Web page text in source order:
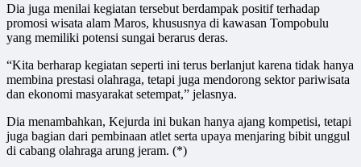
Dia juga menilai kegiatan tersebut berdampak positif terhadap
promosi wisata alam Maros, khususnya di kawasan Tompobulu
yang memiliki potensi sungai berarus deras.
“Kita berharap kegiatan seperti ini terus berlanjut karena tidak hanya
membina prestasi olahraga, tetapi juga mendorong sektor pariwisata
dan ekonomi masyarakat setempat,” jelasnya.
Dia menambahkan, Kejurda ini bukan hanya ajang kompetisi, tetapi
juga bagian dari pembinaan atlet serta upaya menjaring bibit unggul
di cabang olahraga arung jeram. (*)